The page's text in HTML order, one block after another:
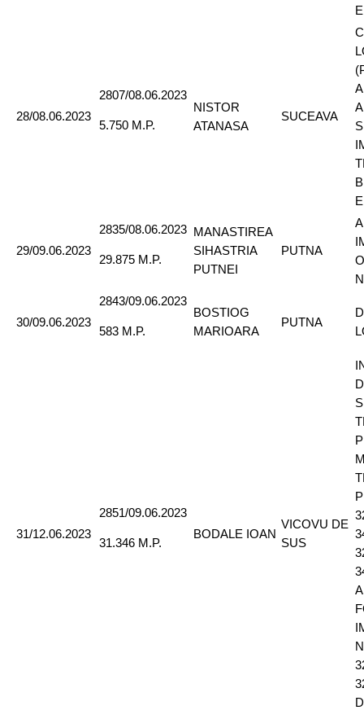
28/08.06.2023
2807/08.06.2023
5.750 M.P.
NISTOR
ATANASA
SUCEAVA
29/09.06.2023
2835/08.06.2023
29.875 M.P.
MANASTIREA
SIHASTRIA
PUTNEI
PUTNA
30/09.06.2023
2843/09.06.2023
583 M.P.
BOSTIOG
MARIOARA
PUTNA
31/12.06.2023
2851/09.06.2023
31.346 M.P.
BODALE IOAN
VICOVU DE
SUS